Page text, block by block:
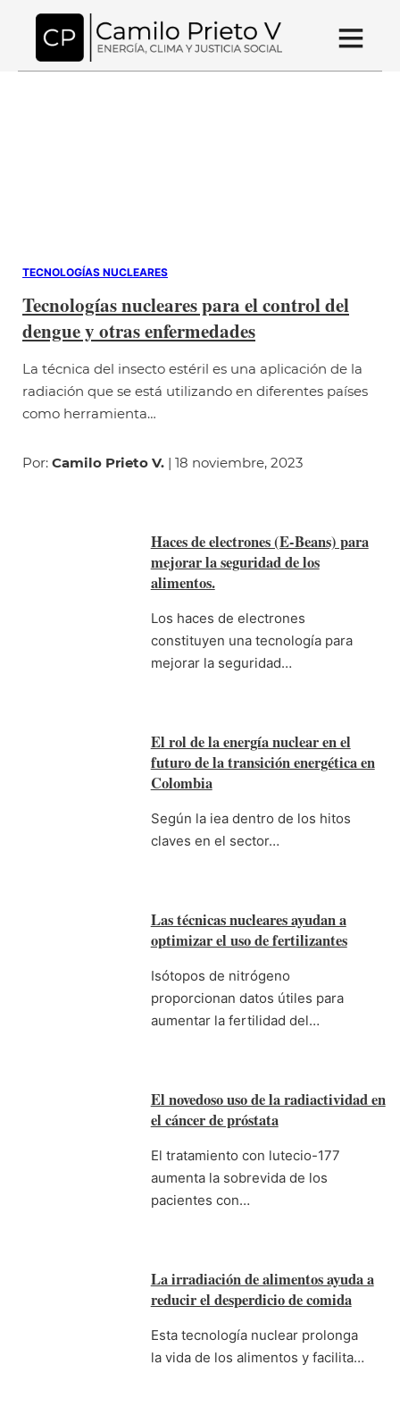
TECNOLOGÍAS NUCLEARES
Tecnologías nucleares para el control del
dengue y otras enfermedades
La técnica del insecto estéril es una aplicación de la
radiación que se está utilizando en diferentes países
como herramienta…
Por: Camilo Prieto V. | 18 noviembre, 2023
Haces de electrones (E-Beans) para
mejorar la seguridad de los
alimentos.
Los haces de electrones
constituyen una tecnología para
mejorar la seguridad…
El rol de la energía nuclear en el
futuro de la transición energética en
Colombia
Según la iea dentro de los hitos
claves en el sector…
Las técnicas nucleares ayudan a
optimizar el uso de fertilizantes
Isótopos de nitrógeno
proporcionan datos útiles para
aumentar la fertilidad del…
El novedoso uso de la radiactividad en
el cáncer de próstata
El tratamiento con lutecio-177
aumenta la sobrevida de los
pacientes con…
La irradiación de alimentos ayuda a
reducir el desperdicio de comida
Esta tecnología nuclear prolonga
la vida de los alimentos y facilita…